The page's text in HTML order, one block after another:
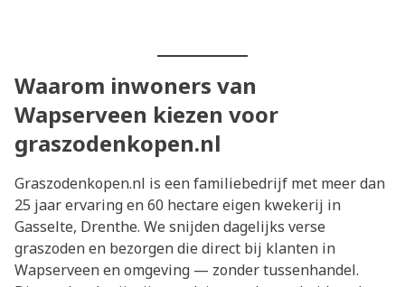
Waarom inwoners van
Wapserveen kiezen voor
graszodenkopen.nl
Graszodenkopen.nl is een familiebedrijf met meer dan
25 jaar ervaring en 60 hectare eigen kwekerij in
Gasselte, Drenthe. We snijden dagelijks verse
graszoden en bezorgen die direct bij klanten in
Wapserveen en omgeving — zonder tussenhandel.